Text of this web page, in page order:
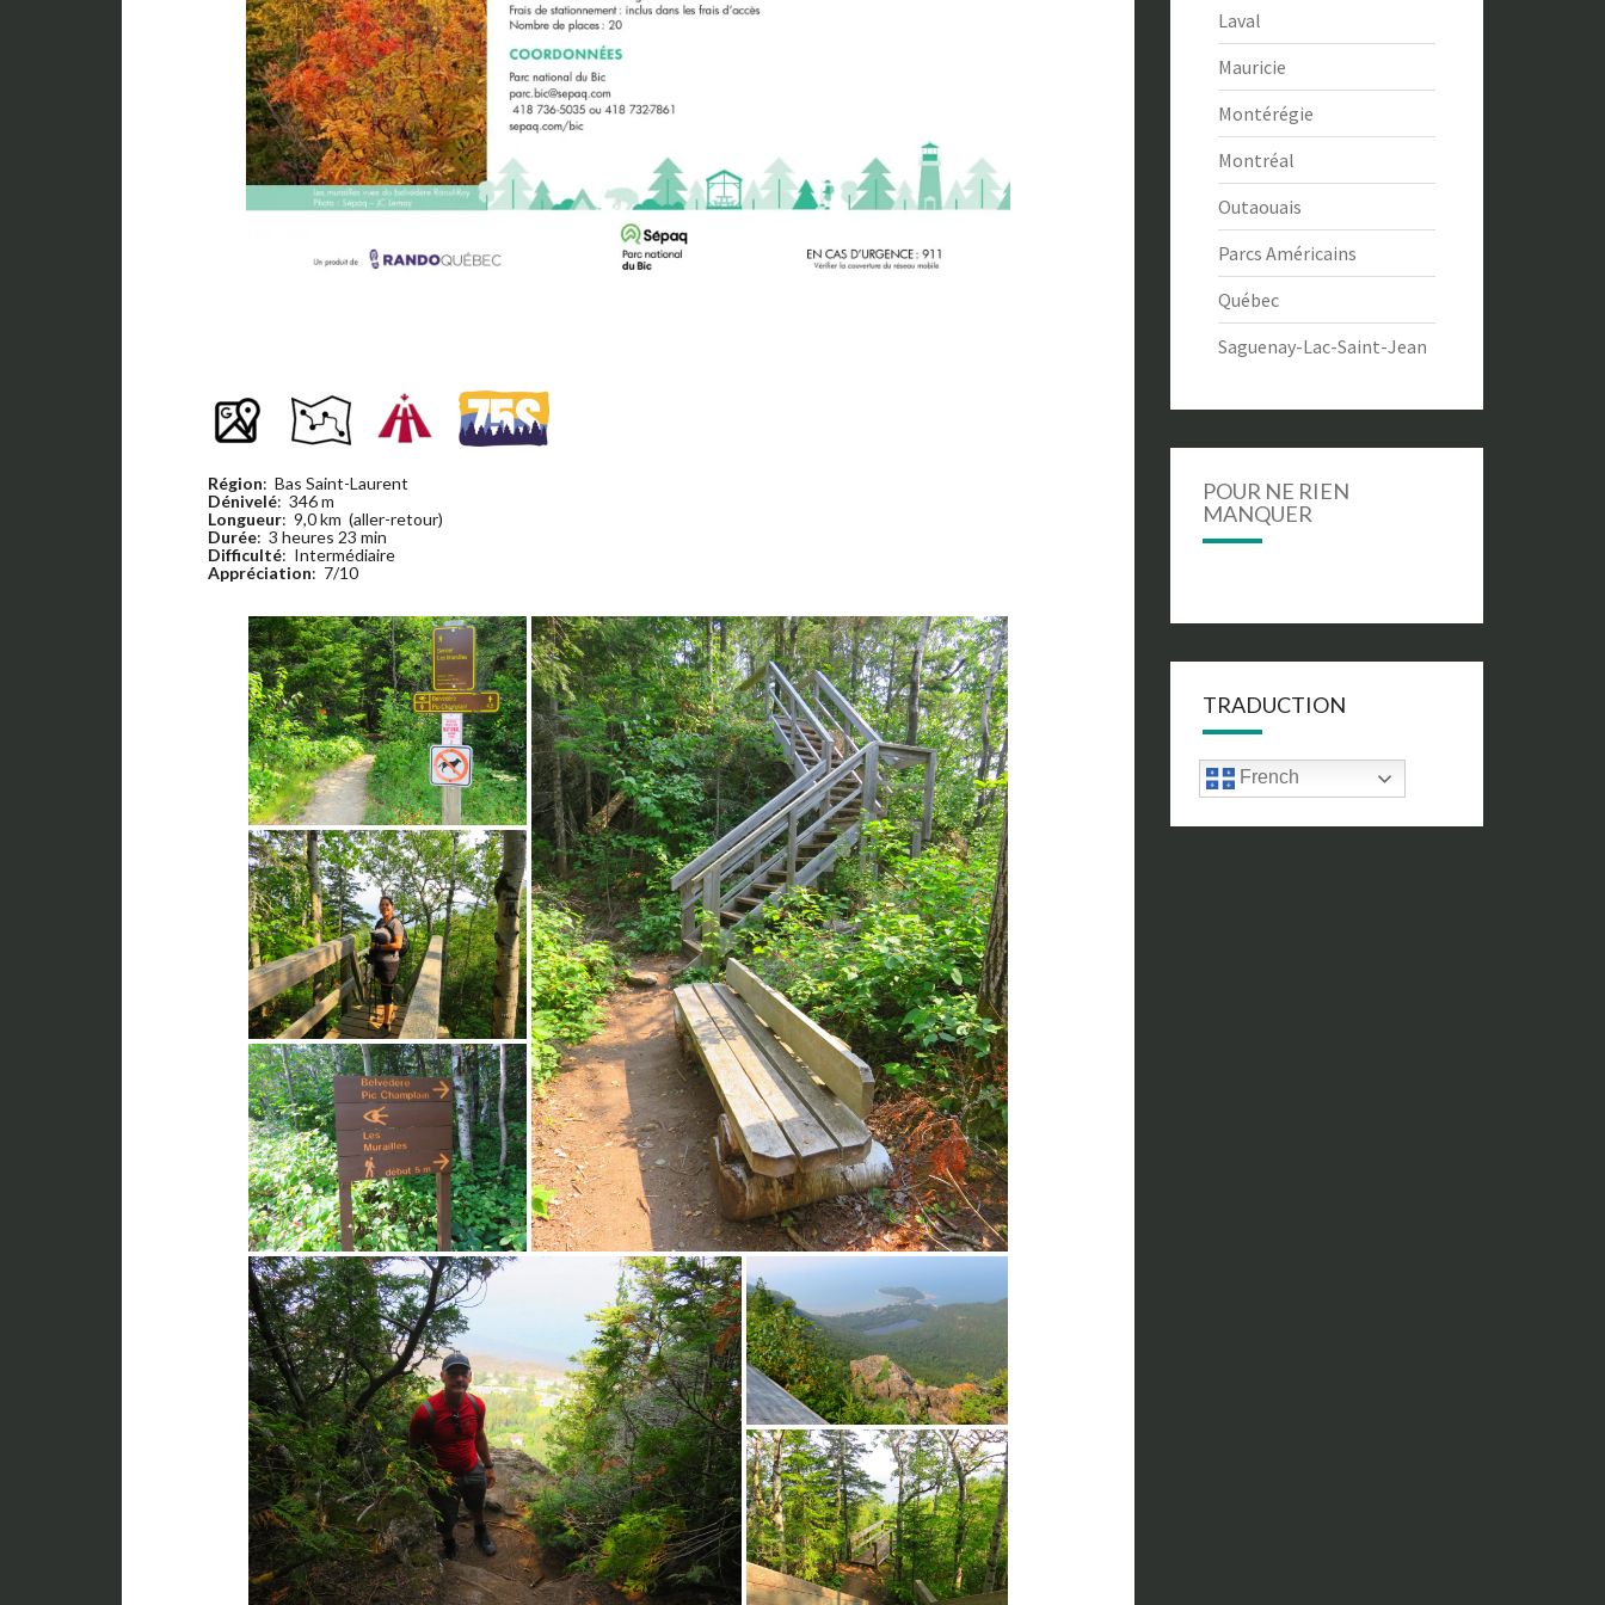
Région: Bas Saint-Laurent
Dénivelé: 346 m
Longueur: 9,0 km (aller-retour)
Durée: 3 heures 23 min
Difficulté: Intermédiaire
Appréciation: 7/10
Laval
Mauricie
Montérégie
Montréal
Outaouais
Parcs Américains
Québec
Saguenay-Lac-Saint-Jean
POUR NE RIEN
MANQUER
TRADUCTION
French